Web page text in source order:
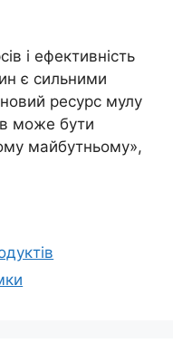
і ефективність
є сильними
ресурс мулу
може бути
майбутньому»,